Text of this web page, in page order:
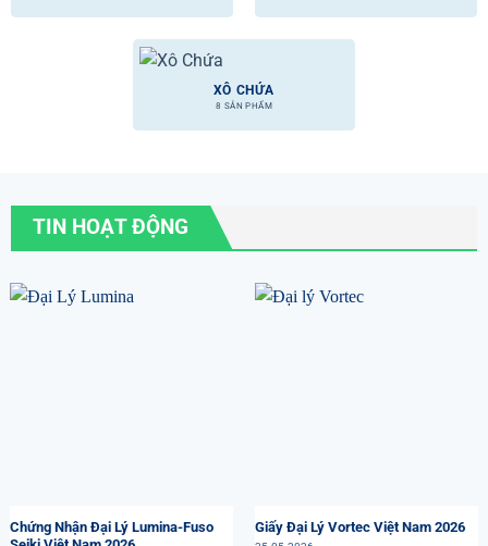
XÔ CHỨA
8 SẢN PHẨM
TIN HOẠT ĐỘNG
Chứng Nhận Đại Lý Lumina-Fuso
Giấy Đại Lý Vortec Việt Nam 2026